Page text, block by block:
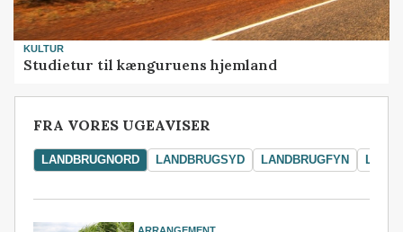
KULTUR
Studietur til kænguruens hjemland
FRA VORES UGEAVISER
LANDBRUGNORD LANDBRUGSYD LANDBRUGFYN